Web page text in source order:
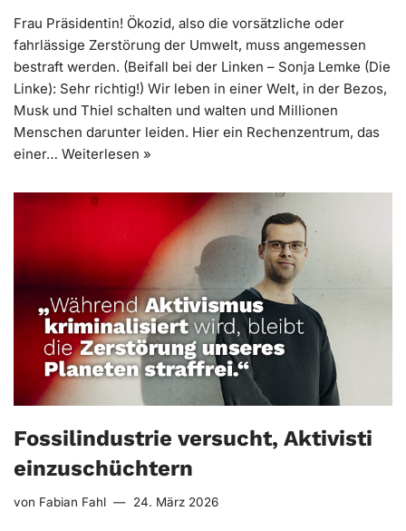
Frau Präsidentin! Ökozid, also die vorsätzliche oder
fahrlässige Zerstörung der Umwelt, muss angemessen
bestraft werden. (Beifall bei der Linken – Sonja Lemke (Die
Linke): Sehr richtig!) Wir leben in einer Welt, in der Bezos,
Musk und Thiel schalten und walten und Millionen
Menschen darunter leiden. Hier ein Rechenzentrum, das
einer… Weiterlesen »
Fossilindustrie versucht, Aktivisti
einzuschüchtern
von Fabian Fahl 24. März 2026